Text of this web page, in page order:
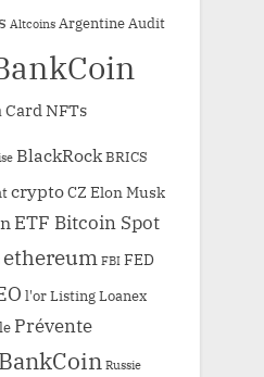
Altcoins Argentine Audit
NFTs
BlackRockBRICS
cryptoCZ Elon Musk
ETF Bitcoin Spot
ethereum FBI FED
l'orListingLoanex
Prévente
Russie